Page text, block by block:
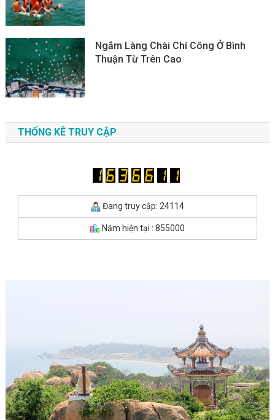
Ngắm Làng Chài Chí Công Ở Bình
Thuận Từ Trên Cao
THỐNG KÊ TRUY CẬP
Đang truy cập: 24114
Năm hiện tại : 855000